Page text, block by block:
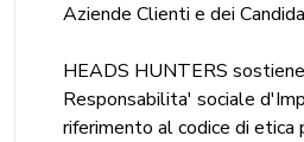
Aziende Clienti e dei
HEADS HUNTERS
Responsabilita' sociale
riferimento al codice di etica